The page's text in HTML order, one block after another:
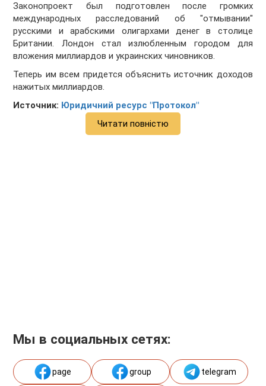
Законопроект был подготовлен после громких
международных расследований об "отмывании"
русскими и арабскими олигархами денег в столице
Британии. Лондон стал излюбленным городом для
вложения миллиардов и украинских чиновников.
Теперь им всем придется объяснить источник доходов
нажитых миллиардов.
Источник: Юридичний ресурс "Протокол"
Читати повністю
Мы в социальных сетях:
page group telegram